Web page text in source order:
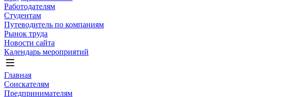
Работодателям
Студентам
Путеводитель по компаниям
Рынок труда
Новости сайта
Календарь мероприятий
Главная
Соискателям
Предпринимателям